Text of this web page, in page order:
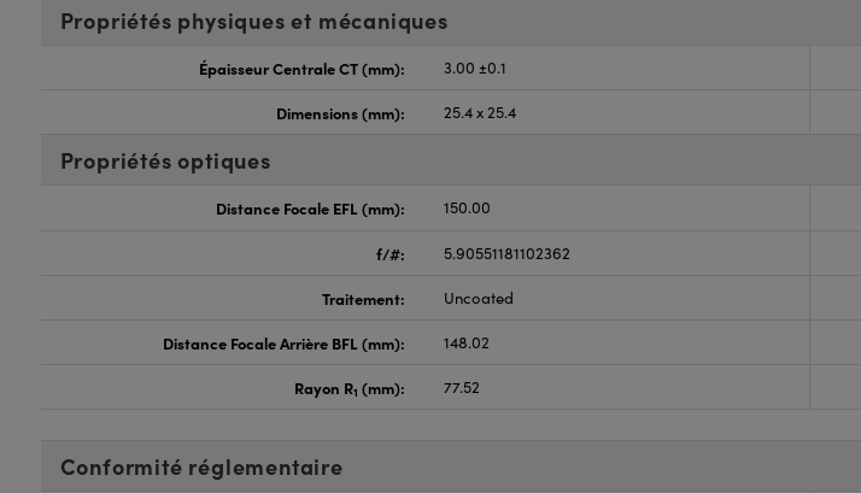
Propriétés physiques et mécaniques
Épaisseur Centrale CT (mm): 3.00 ±0.1
Dimensions (mm): 25.4 x 25.4
Propriétés optiques
Distance Focale EFL (mm): 150.00
f/#: 5.90551181102362
Traitement: Uncoated
Distance Focale Arrière BFL (mm): 148.02
Rayon R1 (mm): 77.52
Conformité réglementaire